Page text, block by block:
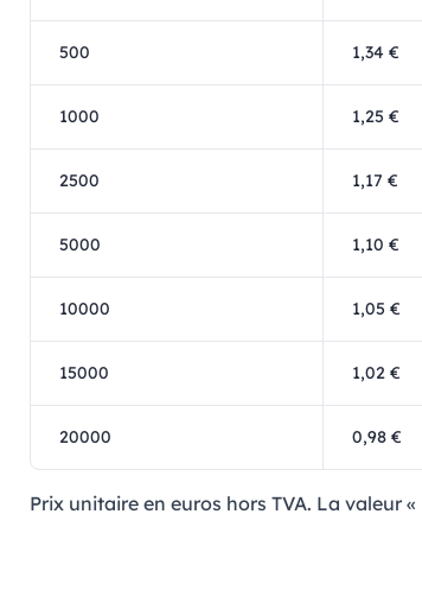
500 1,34 €
1000 1,25 €
2500 1,17 €
5000 1,10 €
10000 1,05 €
15000 1,02 €
20000 0,98 €
Prix ​​unitaire en euros hors TVA. La valeur